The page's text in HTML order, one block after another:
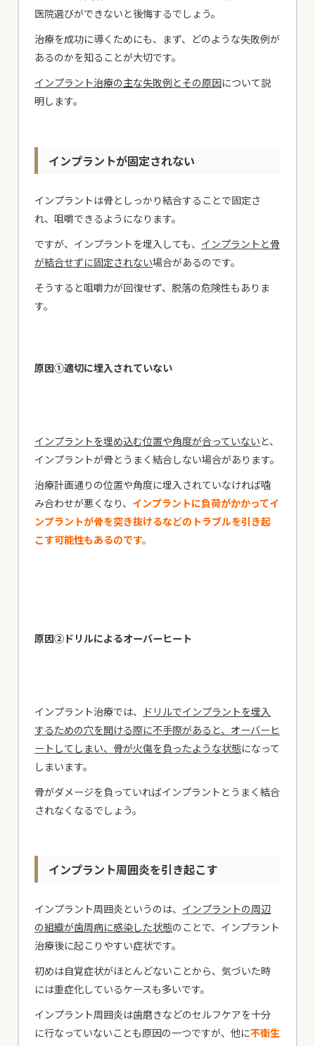
医院選びができないと後悔するでしょう。
治療を成功に導くためにも、まず、どのような失敗例が
あるのかを知ることが大切です。
インプラント治療の主な失敗例とその原因について説
明します。
インプラントが固定されない
インプラントは骨としっかり結合することで固定さ
れ、咀嚼できるようになります。
ですが、インプラントを埋入しても、 インプラントと骨
が結合せずに固定されない場合があるのです。
そうすると咀嚼力が回復せず、脱落の危険性もありま
す。
原因①適切に埋入されていない
インプラントを埋め込む位置や角度が合っていないと、
インプラントが骨とうまく結合しない場合があります。
治療計画通りの位置や角度に埋入されていなければ噛
み合わせが悪くなり、 インプラントに負荷がかかってイ
ンプラントが骨を突き抜けるなどのトラブルを引き起
こす可能性もあるのです。
原因②ドリルによるオーバーヒート
インプラント治療では、
ドリルでインプラントを埋入
するための穴を開ける際に不手際があると、オーバーヒ
ートしてしまい、骨が火傷を負ったような状態になって
しまいます。
骨がダメージを負っていればインプラントとうまく結合
されなくなるでしょう。
インプラント周囲炎を引き起こす
インプラント周囲炎というのは、 インプラントの周辺
の組織が歯周病に感染した状態のことで、インプラント
治療後に起こりやすい症状です。
初めは自覚症状がほとんどないことから、気づいた時
には重症化しているケースも多いです。
インプラント周囲炎は歯磨きなどのセルフケアを十分
に行なっていないことも原因の一つですが、他に不衛生